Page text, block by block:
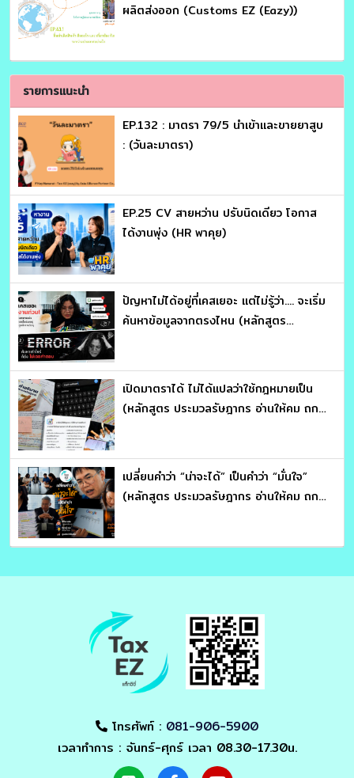
ผลิตส่งออก (Customs EZ (Eazy))
รายการแนะนำ
EP.132 : มาตรา 79/5 นำเข้าและขายยาสูบ
: (วันละมาตรา)
EP.25 CV สายหว่าน ปรับนิดเดียว โอกาส
ได้งานพุ่ง (HR พาคุย)
ปัญหาไม่ได้อยู่ที่เคสเยอะ แต่ไม่รู้ว่า.... จะเริ่ม
ค้นหาข้อมูลจากตรงไหน (หลักสูตร
เปิดมาตราได้ ไม่ได้แปลว่าใช้กฎหมายเป็น
(หลักสูตร ประมวลรัษฎากร อ่านให้คม ถก
เปลี่ยนคำว่า “น่าจะได้” เป็นคำว่า “มั่นใจ”
(หลักสูตร ประมวลรัษฎากร อ่านให้คม ถก
โทรศัพท์ : 081-906-5900
เวลาทำการ : จันทร์-ศุกร์ เวลา 08.30-17.30น.